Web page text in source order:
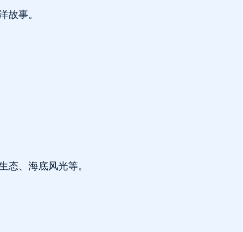
事。
、海底风光等。